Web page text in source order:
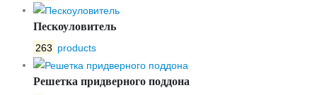
Пескоуловитель
263 products
Решетка придверного поддона